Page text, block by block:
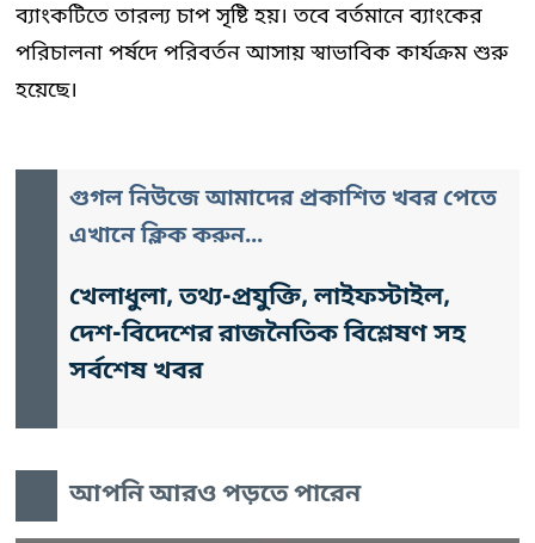
ব্যাংকটিতে তারল্য চাপ সৃষ্টি হয়। তবে বর্তমানে ব্যাংকের
পরিচালনা পর্ষদে পরিবর্তন আসায় স্বাভাবিক কার্যক্রম শুরু
হয়েছে।
গুগল নিউজে আমাদের প্রকাশিত খবর পেতে
এখানে ক্লিক করুন...
খেলাধুলা, তথ্য-প্রযুক্তি, লাইফস্টাইল,
দেশ-বিদেশের রাজনৈতিক বিশ্লেষণ সহ
সর্বশেষ খবর
আপনি আরও পড়তে পারেন